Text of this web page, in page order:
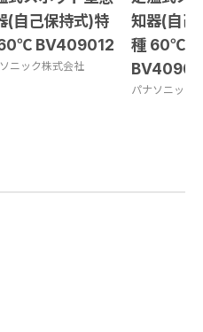
(自己保持式)特
BV409012
ニック株式会社
知器(自己
種 60℃
パナソニック